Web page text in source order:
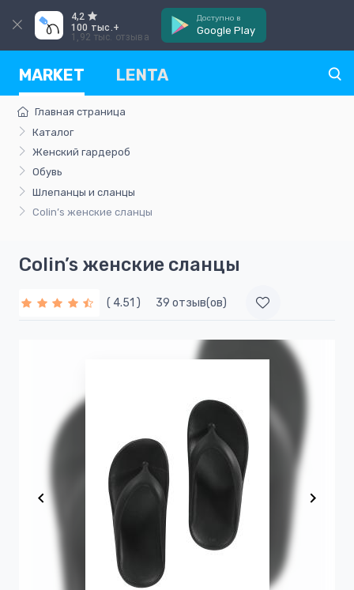
4,2
100 тыс.+
1,92 тыс. отзыва
Доступно в
Google Play
MARKET LENTA
Главная страница
Каталог
Женский гардероб
Обувь
Шлепанцы и сланцы
Colin’s женские сланцы
Colin’s женские сланцы
( 4.51 ) 39 отзыв(ов)